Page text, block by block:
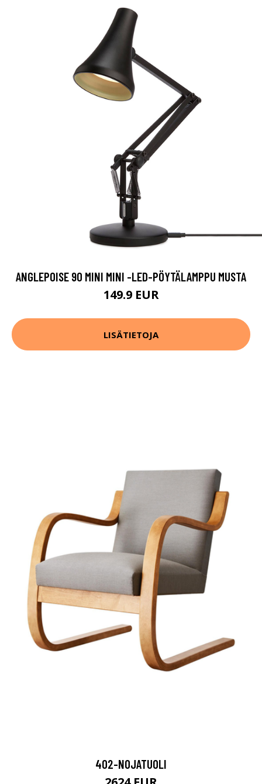
ANGLEPOISE 90 MINI MINI -LED-PÖYTÄLAMPPU MUSTA
149.9 EUR
LISÄTIETOJA
402-NOJATUOLI